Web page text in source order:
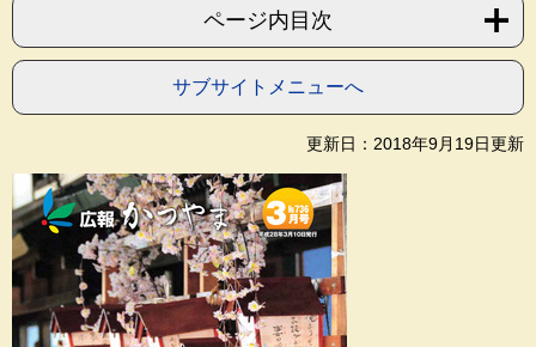
ページ内目次
サブサイトメニューへ
更新日：2018年9月19日更新